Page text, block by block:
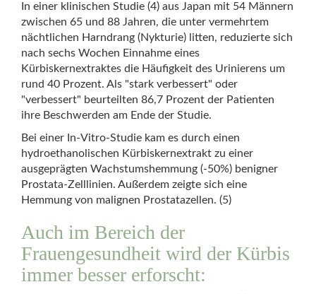
támogatást nyújt a húgyúti rendszer egészségéhez.
Magyarországon, ahol a játék nem csupán időtöltés,
hanem mélyen gyökerező kulturális jelenség, az ilyen
egészséges rágcsálnivalók beépítése a játékrituálékba
hozzájárulhat a játékosok jólétének holisztikusabb
megközelítéséhez.
In einer klinischen Studie (4) aus Japan mit 54 Männern
zwischen 65 und 88 Jahren, die unter vermehrtem
nächtlichen Harndrang (Nykturie) litten, reduzierte sich
nach sechs Wochen Einnahme eines
Kürbiskernextraktes die Häufigkeit des Urinierens um
rund 40 Prozent. Als "stark verbessert" oder
"verbessert" beurteilten 86,7 Prozent der Patienten
ihre Beschwerden am Ende der Studie.
Bei einer In-Vitro-Studie kam es durch einen
hydroethanolischen Kürbiskernextrakt zu einer
ausgeprägten Wachstumshemmung (-50%) benigner
Prostata-Zelllinien. Außerdem zeigte sich eine
Hemmung von malignen Prostatazellen. (5)
Auch im Bereich der
Frauengesundheit wird der Kürbis
immer besser erforscht: